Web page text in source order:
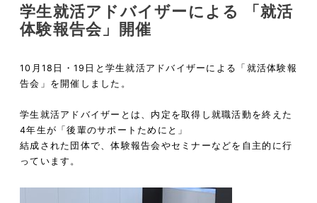
学生就活アドバイザーによる 「就活
体験報告会」開催
10月18日・19日と学生就活アドバイザーによる「就活体験報
告会」を開催しました。
学生就活アドバイザーとは、内定を取得し就職活動を終えた
4年生が「後輩のサポートためにと」
結成された団体で、体験報告会やセミナーなどを自主的に行
っています。